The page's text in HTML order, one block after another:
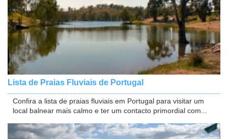
Lista de Praias Fluviais de Portugal
Confira a lista de praias fluviais em Portugal para visitar um
local balnear mais calmo e ter um contacto primordial com...